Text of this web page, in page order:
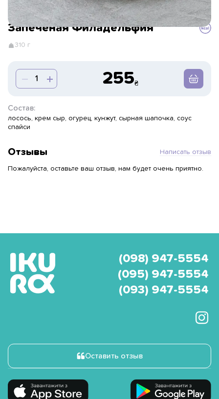
Запеченая Филадельфия
310 г
255
Состав:
лосось, крем сыр, огурец, кунжут, сырная шапочка, соус
спайси
Отзывы Написать отзыв
Пожалуйста, оставьте ваш отзыв, нам будет очень приятно.
(098) 947-5554
(095) 947-5554
(093) 947-5554
Оставить отзыв